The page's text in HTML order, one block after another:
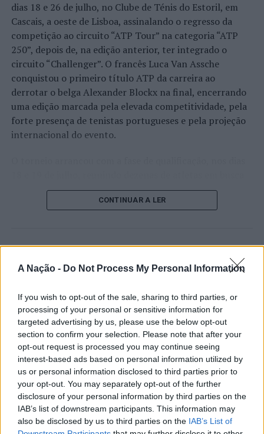
A Nação - Do Not Process My Personal Information
If you wish to opt-out of the sale, sharing to third parties, or
processing of your personal or sensitive information for
targeted advertising by us, please use the below opt-out
section to confirm your selection. Please note that after your
opt-out request is processed you may continue seeing
interest-based ads based on personal information utilized by
us or personal information disclosed to third parties prior to
your opt-out. You may separately opt-out of the further
disclosure of your personal information by third parties on the
IAB’s list of downstream participants. This information may
also be disclosed by us to third parties on the IAB’s List of
dias 18 e 26 de julho, no Clube de Ténis do Estoril, em
Cascais, a oeste de Lisboa, assinalando o regresso da
competição ao circuito “ATP Tour” na categoria “ATP
250”, depois de, na edição anterior, ter integrado o
circuito “Challenger”. O francês Luca Van Assche
conquistou o primeiro título ATP da carreira ao
derrotar o belga Alexander Blockx na final, encerrando
uma edição marcada pela elevada competitividade, pela
forte presença de tenistas portugueses e pela projeção
internacional do evento.
de um lugar no quadro principal. A cerimónia de
abertura contou com a presença do presidente da
início de uma competição que voltou a colocar o
ténis.
Apesar das desistências de última hora de jogadores
como Casper Ruud (Noruega), Alejandro Davidovich
Fokina (Espanha) e Matteo Arnaldi (Itália), a prova
apresentou um quadro competitivo de elevado nível,
liderado pelo russo Andrey Rublev, primeiro cabeça de
série, pelo italiano Luciano Darderi, pelo chileno
Alejandro Tabilo e pelo belga Alexander Blockx.
Um dos momentos mais aguardados da semana foi
também o regresso do suíço Stan Wawrinka ao Estoril,
integrado na digressão de despedida do antigo vencedor
CONTINUAR A LER
Castelo Branco: “Bienal
Internacional de Artes e Ofícios”
promete afirmar artesanato,
património e inovação como
“motores de desenvolvimento
económico e cultural” do município
português
Publicado 17 horas atrás on 07/08/2026
Por
Ígor Lopes